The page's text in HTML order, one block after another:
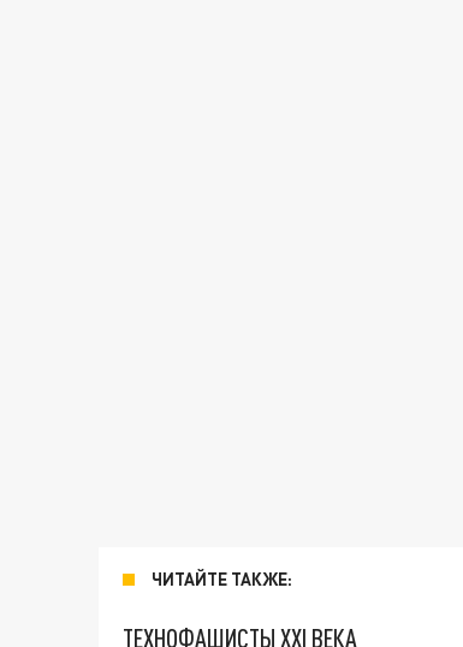
ЧИТАЙТЕ ТАКЖЕ:
ТЕХНОФАШИСТЫ XXI ВЕКА